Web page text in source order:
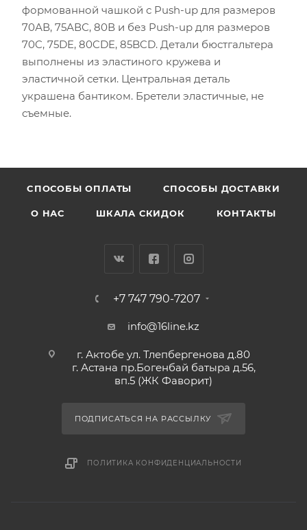
формованной чашкой с Push-up для размеров
70АВ, 75АВС, 80В и без Push-up для размеров
70C, 75DE, 80CDE, 85BCD. Детали бюстгальтера
выполнены из эластиного кружева и
эластичной сетки. Центральная деталь
украшена бантиком. Бретели эластичные, не
съемные.
CПОСОБЫ ОПЛАТЫ СПОСОБЫ ДОСТАВКИ
О НАС ШКАЛА СКИДОК КОНТАКТЫ
+7 747 790-7207
info@16line.kz
г. Актобе ул. Тлепбергенова д.80
г. Астана пр.Богенбай батыра д.56,
вп.5 (ЖК Фаворит)
ПОДПИСАТЬСЯ НА РАССЫЛКУ
ПОЛИТИКА КОНФИДЕНЦИАЛЬНОСТИ